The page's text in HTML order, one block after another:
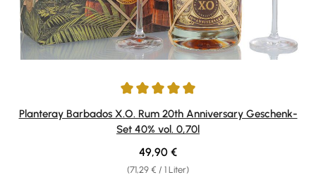
Durchschnittliche Bewertung von 4.93 von 5 Sternen
Planteray Barbados X.O. Rum 20th Anniversary Geschenk-
Set 40% vol. 0,70l
(71,29 € / 1 Liter)
Regulärer Preis:
49,90 €